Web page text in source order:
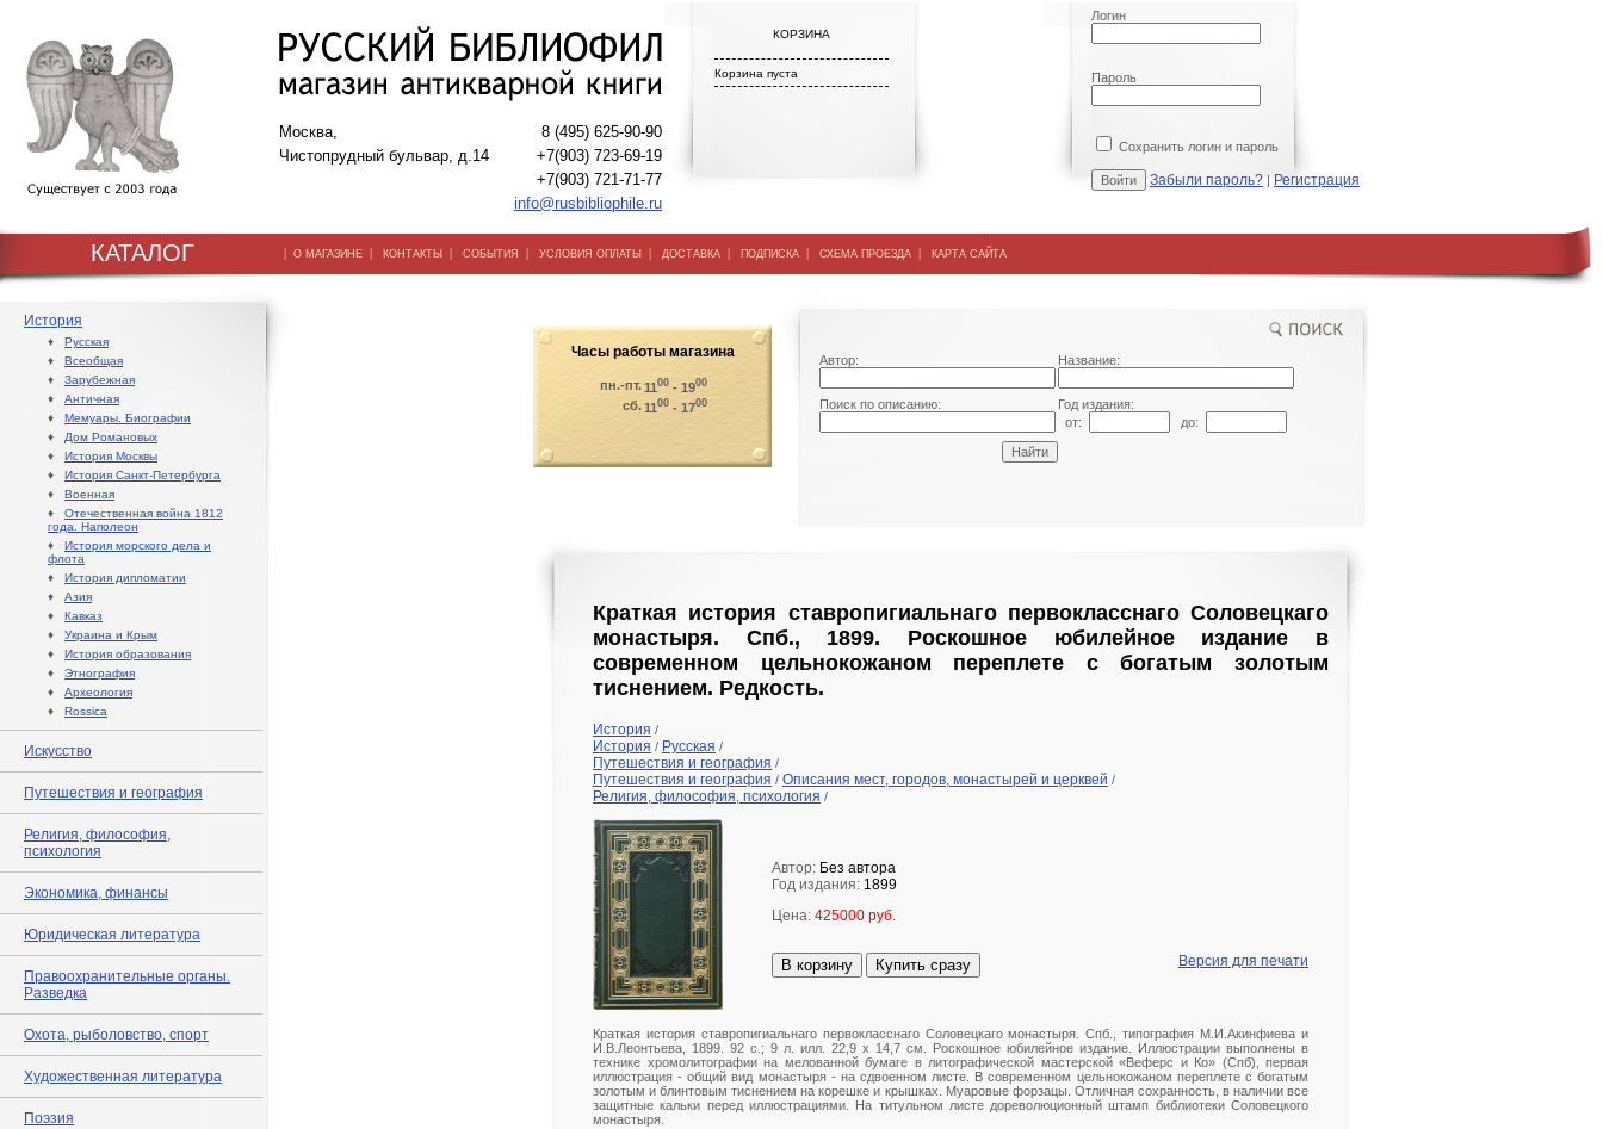
Москва,
Чистопрудный бульвар, д.14
8 (495) 625-90-90
+7(903) 723-69-19
+7(903) 721-71-77
info@rusbibliophile.ru
КОРЗИНА
Корзина пуста
Логин
Пароль
Сохранить логин и пароль
Забыли пароль? | Регистрация
КАТАЛОГ | О МАГАЗИНЕ | КОНТАКТЫ | СОБЫТИЯ | УСЛОВИЯ ОПЛАТЫ | ДОСТАВКА | ПОДПИСКА | СХЕМА ПРОЕЗДА | КАРТА САЙТА
История
♦ Русская
♦ Всеобщая
♦ Зарубежная
♦ Античная
♦ Мемуары. Биографии
♦ Дом Романовых
♦ История Москвы
♦ История Санкт-Петербурга
♦ Военная
♦ Отечественная война 1812
года. Наполеон
♦ История морского дела и
флота
♦ История дипломатии
♦ Азия
♦ Кавказ
♦ Украина и Крым
♦ История образования
♦ Этнография
♦ Археология
♦ Rossica
Искусство
Путешествия и география
Религия, философия,
психология
Экономика, финансы
Юридическая литература
Правоохранительные органы.
Разведка
Охота, рыболовство, спорт
Художественная литература
Поэзия
Часы работы магазина
пн.-пт.1100 - 1900
сб.1100 - 1700
Автор: Название:
Поиск по описанию:
Год издания:
от:
до:
Краткая история ставропигиальнаго первокласснаго Соловецкаго
монастыря. Спб., 1899. Роскошное юбилейное издание в
современном цельнокожаном переплете с богатым золотым
тиснением. Редкость.
История /
История / Русская /
Путешествия и география /
Путешествия и география / Описания мест, городов, монастырей и церквей /
Религия, философия, психология /
Автор: Без автора
Год издания: 1899
Цена: 425000 руб.
В корзину Купить сразу Версия для печати
Краткая история ставропигиальнаго первокласснаго Соловецкаго монастыря. Спб., типография М.И.Акинфиева и
И.В.Леонтьева, 1899. 92 с.; 9 л. илл. 22,9 х 14,7 см. Роскошное юбилейное издание. Иллюстрации выполнены в
технике хромолитографии на мелованной бумаге в литографической мастерской «Веферс и Ко» (Спб), первая
иллюстрация - общий вид монастыря - на сдвоенном листе. В современном цельнокожаном переплете с богатым
золотым и блинтовым тиснением на корешке и крышках. Муаровые форзацы. Отличная сохранность, в наличии все
защитные кальки перед иллюстрациями. На титульном листе дореволюционный штамп библиотеки Соловецкого
монастыря.